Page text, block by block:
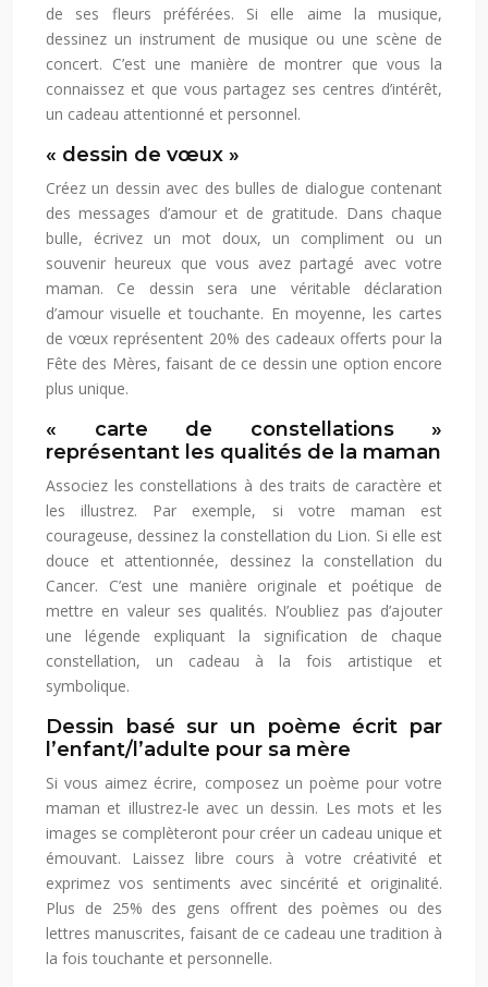
de ses fleurs préférées. Si elle aime la musique,
dessinez un instrument de musique ou une scène de
concert. C’est une manière de montrer que vous la
connaissez et que vous partagez ses centres d’intérêt,
un cadeau attentionné et personnel.
« dessin de vœux »
Créez un dessin avec des bulles de dialogue contenant
des messages d’amour et de gratitude. Dans chaque
bulle, écrivez un mot doux, un compliment ou un
souvenir heureux que vous avez partagé avec votre
maman. Ce dessin sera une véritable déclaration
d’amour visuelle et touchante. En moyenne, les cartes
de vœux représentent 20% des cadeaux offerts pour la
Fête des Mères, faisant de ce dessin une option encore
plus unique.
« carte de constellations »
représentant les qualités de la maman
Associez les constellations à des traits de caractère et
les illustrez. Par exemple, si votre maman est
courageuse, dessinez la constellation du Lion. Si elle est
douce et attentionnée, dessinez la constellation du
Cancer. C’est une manière originale et poétique de
mettre en valeur ses qualités. N’oubliez pas d’ajouter
une légende expliquant la signification de chaque
constellation, un cadeau à la fois artistique et
symbolique.
Dessin basé sur un poème écrit par
l’enfant/l’adulte pour sa mère
Si vous aimez écrire, composez un poème pour votre
maman et illustrez-le avec un dessin. Les mots et les
images se complèteront pour créer un cadeau unique et
émouvant. Laissez libre cours à votre créativité et
exprimez vos sentiments avec sincérité et originalité.
Plus de 25% des gens offrent des poèmes ou des
lettres manuscrites, faisant de ce cadeau une tradition à
la fois touchante et personnelle.